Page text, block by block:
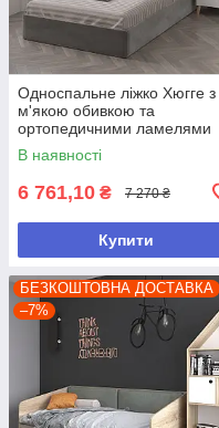
Односпальне ліжко Хюгге з
м'якою обивкою та
ортопедичними ламелями
900*950*2056 мм Сірий
В наявності
6 761,10 ₴ 7 270 ₴
Купити
БЕЗКОШТОВНА ДОСТАВКА
–7%